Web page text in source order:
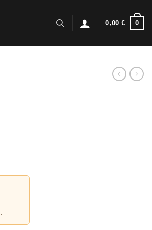
0,00 € 0